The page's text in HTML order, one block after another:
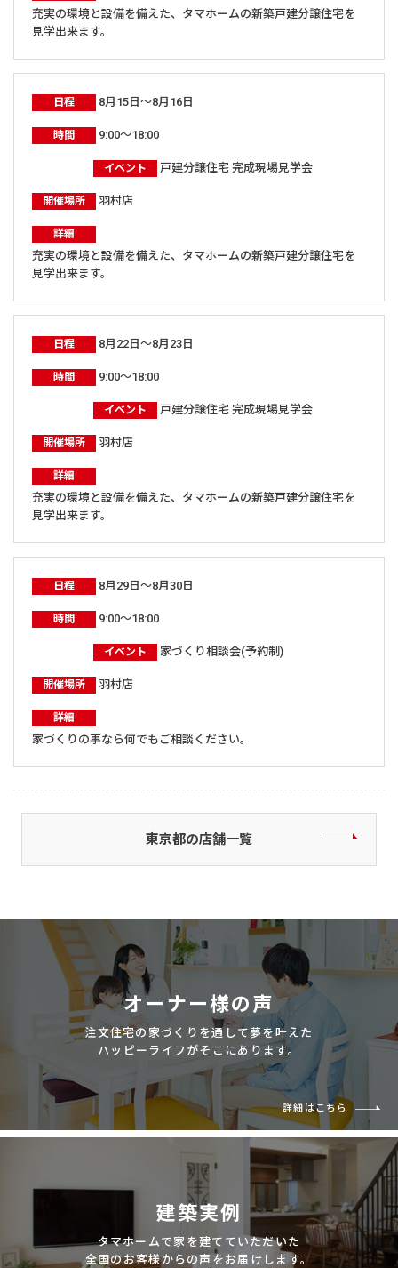
充実の環境と設備を備えた、タマホームの新築戸建分譲住宅を
見学出来ます。
日程 8月15日～8月16日
時間 9:00～18:00
イベント 戸建分譲住宅 完成現場見学会
開催場所 羽村店
詳細
充実の環境と設備を備えた、タマホームの新築戸建分譲住宅を
見学出来ます。
日程 8月22日～8月23日
時間 9:00～18:00
イベント 戸建分譲住宅 完成現場見学会
開催場所 羽村店
詳細
充実の環境と設備を備えた、タマホームの新築戸建分譲住宅を
見学出来ます。
日程 8月29日～8月30日
時間 9:00～18:00
イベント 家づくり相談会(予約制)
開催場所 羽村店
詳細
家づくりの事なら何でもご相談ください。
東京都の店舗一覧
オーナー様の声
注文住宅の家づくりを通して夢を叶えた
ハッピーライフがそこにあります。
詳細はこちら
建築実例
タマホームで家を建てていただいた
全国のお客様からの声をお届けします。